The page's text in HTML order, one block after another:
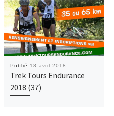
Publié 18 avril 2018
Trek Tours Endurance
2018 (37)